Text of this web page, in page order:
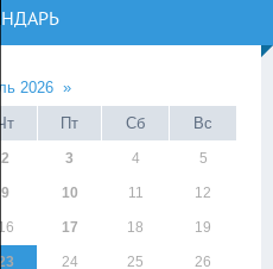
2026 »
Пт Сб Вс
2 3 4 5
9 10 11 12
16 17 18 19
23 24 25 26